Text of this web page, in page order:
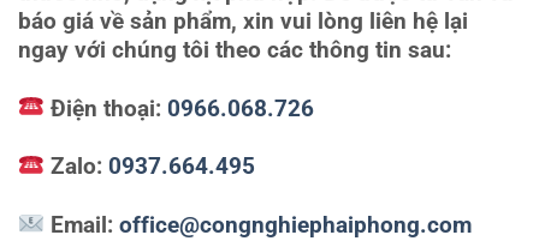
báo giá về sản phẩm, xin vui lòng liên hệ lại
ngay với chúng tôi theo các thông tin sau:
Điện thoại: 0966.068.726
Zalo: 0937.664.495
Email: office@congnghiephaiphong.com